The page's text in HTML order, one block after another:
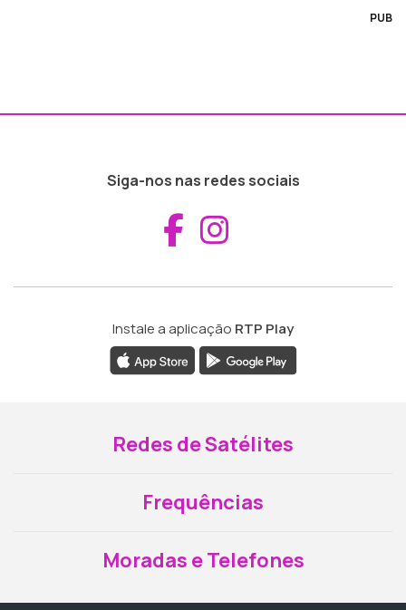
PUB
Siga-nos nas redes sociais
Aceder ao
Instale a aplicação RTP Play
Redes de Satélites
Frequências
Moradas e Telefones